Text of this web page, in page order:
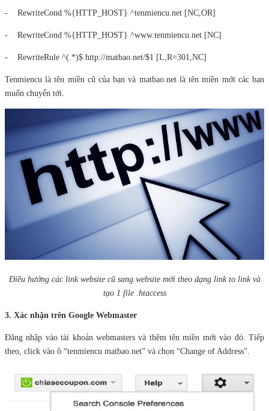
- RewriteCond %{HTTP_HOST} ^tenmiencu.net [NC,OR]
- RewriteCond %{HTTP_HOST} ^www.tenmiencu.net [NC]
- RewriteRule ^(.*)$ http://matbao.net/$1 [L,R=301,NC]
Tenmiencu là tên miền cũ của bạn và matbao.net là tên miền mới các bạn
muốn chuyển tới.
Điều hướng các link website cũ sang website mới theo dạng link to link và
tạo 1 file .htaccess
3. Xác nhận trên Google Webmaster
Đăng nhập vào tài khoản webmasters và thêm tên miền mới vào đó. Tiếp
theo, click vào ô “tenmiencu matbao.net” và chọn “Change of Address".